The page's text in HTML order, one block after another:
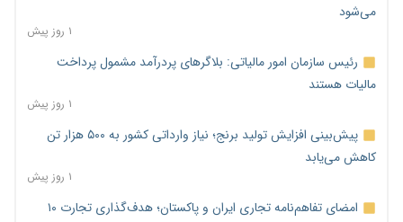
می‌شود
۱ روز پیش
رئیس سازمان امور مالیاتی: بلاگرهای پردرآمد مشمول پرداخت
مالیات هستند
۱ روز پیش
پیش‌بینی افزایش تولید برنج؛ نیاز وارداتی کشور به ۵۰۰ هزار تن
کاهش می‌یابد
۱ روز پیش
امضای تفاهم‌نامه تجاری ایران و پاکستان؛ هدف‌گذاری تجارت ۱۰